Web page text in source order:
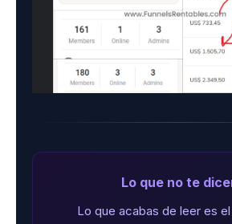
Lo que no te
Lo que acabas de leer es el